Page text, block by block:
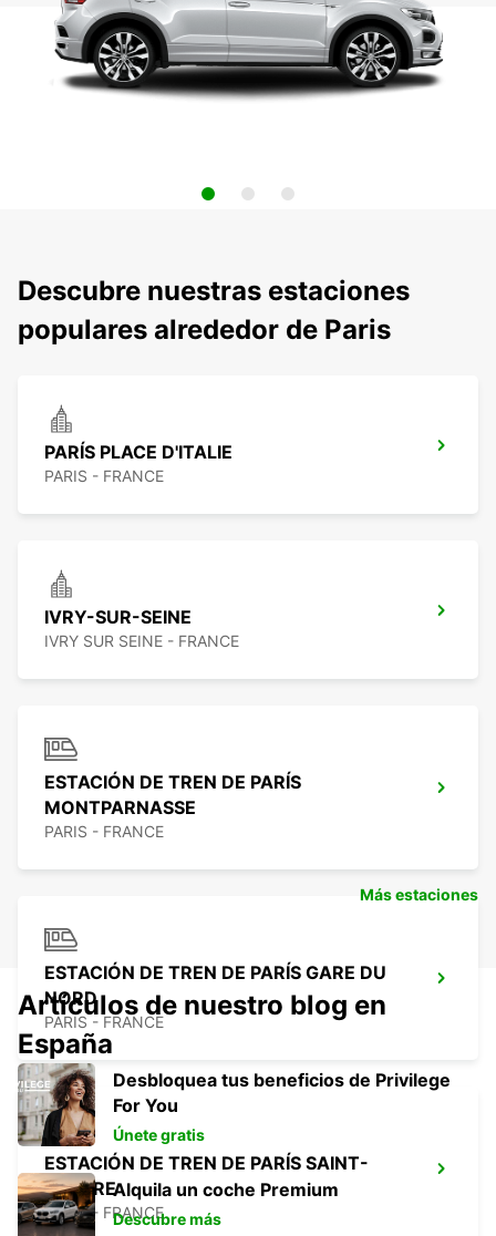
Descubre nuestras estaciones
populares alrededor de Paris
PARÍS PLACE D'ITALIE
PARIS - FRANCE
IVRY-SUR-SEINE
IVRY SUR SEINE - FRANCE
ESTACIÓN DE TREN DE PARÍS
MONTPARNASSE
PARIS - FRANCE
ESTACIÓN DE TREN DE PARÍS GARE DU
NORD
PARIS - FRANCE
ESTACIÓN DE TREN DE PARÍS SAINT-
LAZARE
PARIS - FRANCE
Más estaciones
Artículos de nuestro blog en
España
Desbloquea tus beneficios de Privilege
For You
Únete gratis
Alquila un coche Premium
Descubre más